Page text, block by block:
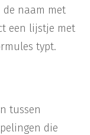
de naam met
een lijstje met
typt.
tussen
die